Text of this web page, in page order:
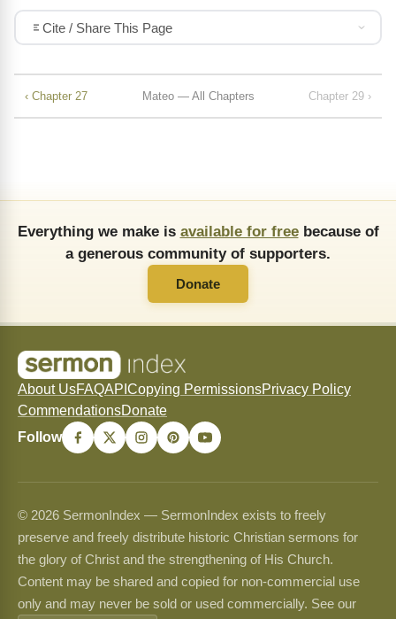
Cite / Share This Page
‹ Chapter 27 Mateo — All Chapters Chapter 29 ›
Everything we make is available for freebecause of
a generous community of supporters.
Donate
About UsFAQAPI Copying PermissionsPrivacy Policy
CommendationsDonate
Follow
© 2026 SermonIndex — SermonIndex exists to freely
preserve and freely distribute historic Christian sermons for
the glory of Christ and the strengthening of His Church.
Content may be shared and copied for non-commercial use
only and may never be sold or used commercially. See our